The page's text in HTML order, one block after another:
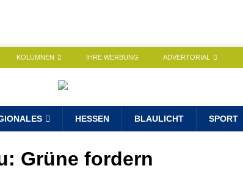
KOLUMNEN IHRE WERBUNG ADVERTORIAL
HESSEN BLAULICHT SPORT
Grüne fordern